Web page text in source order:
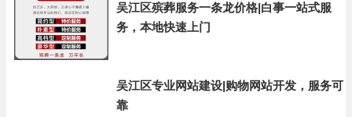
吴江区殡葬服务一条龙价格|白事一站式服
务，本地快速上门
吴江区专业网站建设|购物网站开发，服务可
靠